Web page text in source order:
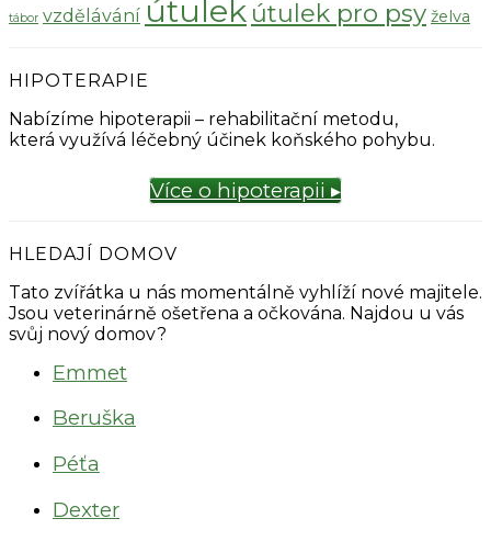
tábor vzdělávání útulek útulek pro psy želva
HIPOTERAPIE
Nabízíme hipoterapii – rehabilitační metodu,
která využívá léčebný účinek koňského pohybu.
Více o hipoterapii ▸
HLEDAJÍ DOMOV
Tato zvířátka u nás momentálně vyhlíží nové majitele.
Jsou veterinárně ošetřena a očkována. Najdou u vás
svůj nový domov?
Emmet
Beruška
Péťa
Dexter